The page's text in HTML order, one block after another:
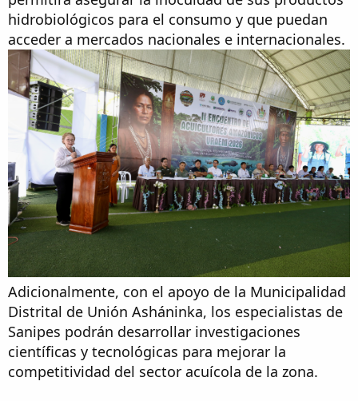
hidrobiológicos para el consumo y que puedan
acceder a mercados nacionales e internacionales.
Adicionalmente, con el apoyo de la Municipalidad
Distrital de Unión Asháninka, los especialistas de
Sanipes podrán desarrollar investigaciones
científicas y tecnológicas para mejorar la
competitividad del sector acuícola de la zona.